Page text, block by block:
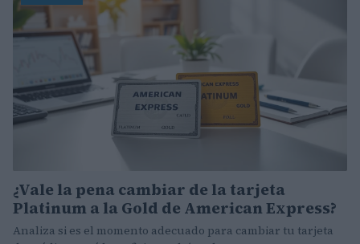
¿Vale la pena cambiar de la tarjeta
Platinum a la Gold de American Express?
Analiza si es el momento adecuado para cambiar tu tarjeta